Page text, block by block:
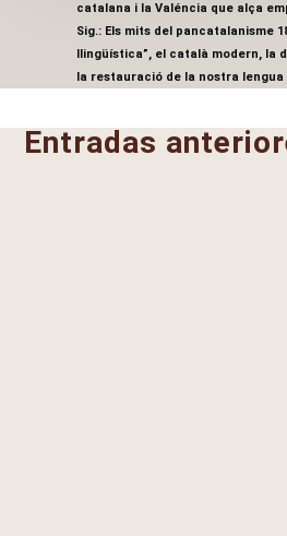
catalana i la Valéncia que alça
Sig.: Els mits del pancatalanisme
llingüística”, el català modern, la
la restauració de la nostra lengua
Entradas